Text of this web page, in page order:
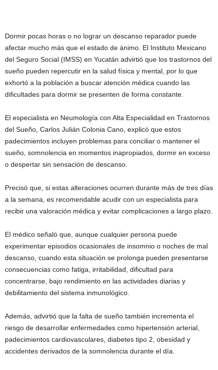
Dormir pocas horas o no lograr un descanso reparador puede
afectar mucho más que el estado de ánimo. El Instituto Mexicano
del Seguro Social (IMSS) en Yucatán advirtió que los trastornos del
sueño pueden repercutir en la salud física y mental, por lo que
exhortó a la población a buscar atención médica cuando las
dificultades para dormir se presenten de forma constante.
El especialista en Neumología con Alta Especialidad en Trastornos
del Sueño, Carlos Julián Colonia Cano, explicó que estos
padecimientos incluyen problemas para conciliar o mantener el
sueño, somnolencia en momentos inapropiados, dormir en exceso
o despertar sin sensación de descanso.
Precisó que, si estas alteraciones ocurren durante más de tres días
a la semana, es recomendable acudir con un especialista para
recibir una valoración médica y evitar complicaciones a largo plazo.
El médico señaló que, aunque cualquier persona puede
experimentar episodios ocasionales de insomnio o noches de mal
descanso, cuando esta situación se prolonga pueden presentarse
consecuencias como fatiga, irritabilidad, dificultad para
concentrarse, bajo rendimiento en las actividades diarias y
debilitamiento del sistema inmunológico.
Además, advirtió que la falta de sueño también incrementa el
riesgo de desarrollar enfermedades como hipertensión arterial,
padecimientos cardiovasculares, diabetes tipo 2, obesidad y
accidentes derivados de la somnolencia durante el día.